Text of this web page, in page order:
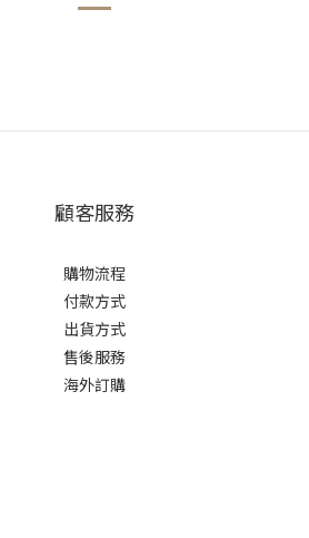
顧客服務
購物流程
付款方式
出貨方式
售後服務
海外訂購